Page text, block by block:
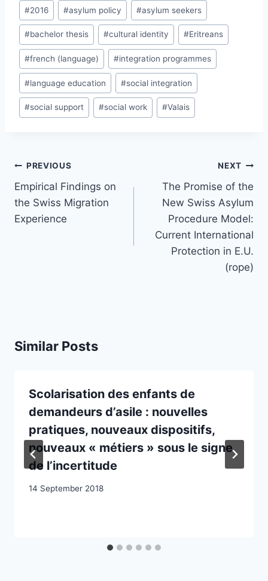
Post
Tags:
#2016 #asylum policy #asylum seekers
#bachelor thesis #cultural identity #Eritreans
#french (language) #integration programmes
#language education #social integration
#social support #social work #Valais
Post
navigation
PREVIOUS
Empirical Findings on
the Swiss Migration
Experience
NEXT
The Promise of the
New Swiss Asylum
Procedure Model:
Current International
Protection in E.U.
(rope)
Similar Posts
Scolarisation des enfants de
demandeurs d’asile : nouvelles
pratiques, nouveaux dispositifs,
nouveaux « métiers » sous le signe
de l’incertitude
14 September 2018